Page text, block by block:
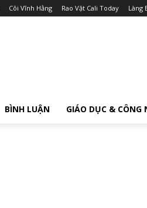
Cõi Vĩnh Hằng Rao Vặt Cali Today Làng
BÌNH LUẬN GIÁO DỤC & CÔNG